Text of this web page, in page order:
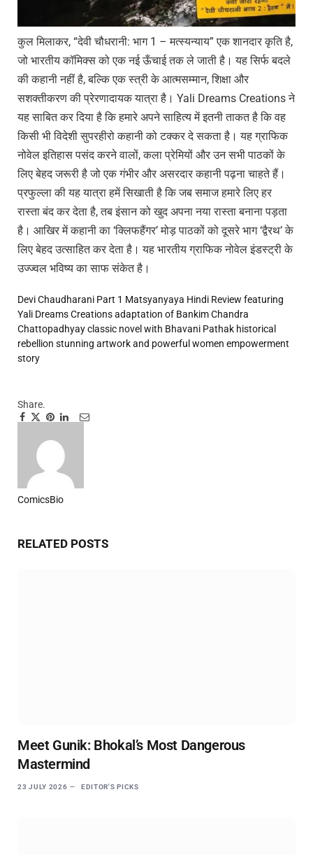
कुल मिलाकर, “देवी चौधरानी: भाग 1 – मत्स्यन्याय” एक शानदार कृति है,
जो भारतीय कॉमिक्स को एक नई ऊँचाई तक ले जाती है। यह सिर्फ बदले
की कहानी नहीं है, बल्कि एक स्त्री के आत्मसम्मान, शिक्षा और
सशक्तीकरण की प्रेरणादायक यात्रा है। Yali Dreams Creations ने
यह साबित कर दिया है कि हमारे अपने साहित्य में इतनी ताकत है कि वह
किसी भी विदेशी सुपरहीरो कहानी को टक्कर दे सकता है। यह ग्राफिक
नोवेल इतिहास पसंद करने वालों, कला प्रेमियों और उन सभी पाठकों के
लिए बेहद जरूरी है जो एक गंभीर और असरदार कहानी पढ़ना चाहते हैं।
प्रफुल्ला की यह यात्रा हमें सिखाती है कि जब समाज हमारे लिए हर
रास्ता बंद कर देता है, तब इंसान को खुद अपना नया रास्ता बनाना पड़ता
है। आखिर में कहानी का ‘क्लिफहैंगर’ मोड़ पाठकों को दूसरे भाग ‘द्वैरथ’ के
लिए बेहद उत्साहित कर देता है। यह भारतीय ग्राफिक नोवेल इंडस्ट्री के
उज्ज्वल भविष्य का साफ संकेत है।
Devi Chaudharani Part 1 Matsyanyaya Hindi Review featuring
Yali Dreams Creations adaptation of Bankim Chandra
Chattopadhyay classic novel with Bhavani Pathak historical
rebellion stunning artwork and powerful women empowerment
story
Share.
Facebook
TwitterPinterest
LinkedIn
Tumblr
Email
ComicsBio
RELATED POSTS
Meet Gunik: Bhokal’s Most Dangerous
Mastermind
23 JULY 2026 EDITOR'S PICKS